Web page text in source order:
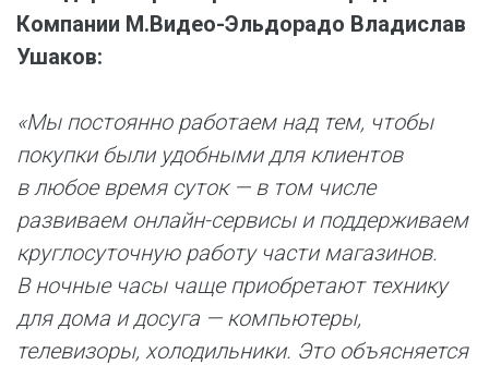
Компании М.Видео-Эльдорадо Владислав
Ушаков:
«Мы постоянно работаем над тем, чтобы
покупки были удобными для клиентов
в любое время суток — в том числе
развиваем онлайн-сервисы и поддерживаем
круглосуточную работу части магазинов.
В ночные часы чаще приобретают технику
для дома и досуга — компьютеры,
телевизоры, холодильники. Это объясняется